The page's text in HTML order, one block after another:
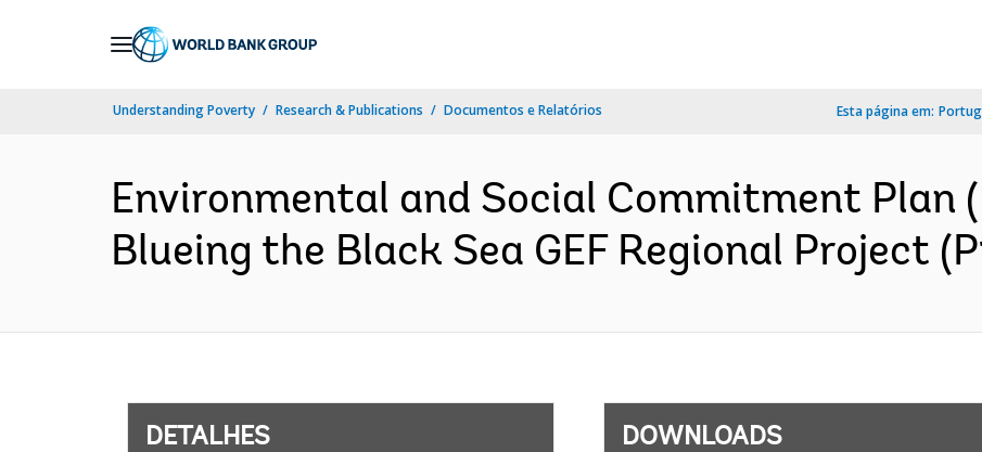
Understanding Poverty Research & Publications Documentos e Relatórios Esta página em:
Environmental and Social Commitment Plan
Blueing the Black Sea GEF Regional Project
DETALHES DOWNLOADS